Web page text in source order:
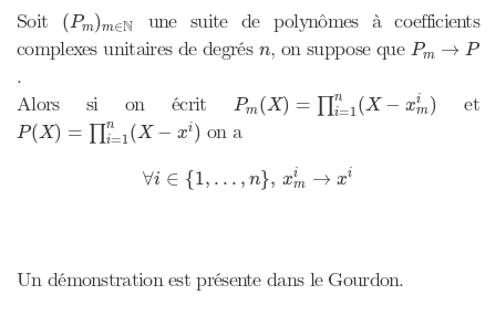
Soit (Pm)m∈N
( Pm)
une suite de polynômes à coefficients
complexes unitaires de degrés n
n, on suppose que Pm → P
Pm → P
.
Alors si on écritPm(X) = ∏n
i=1(X − xi
m)
Pm(X) ∏i= n (X mi et
P(X) = ∏n
i=1(X − xi)
P( X) ∏i=1 ( X ) on a
∀i ∈ {1, . . . , n}, xi
m → xi
∈{ }, mi
Un démonstration est présente dans le Gourdon.